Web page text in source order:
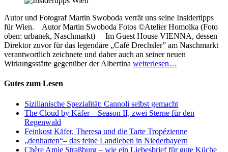
Autor und Fotograf Martin Swoboda verrät uns seine Insidertipps
für Wien. Autor Martin Swoboda Fotos ©Atelier Homolka (Foto
oben: urbanek, Naschmarkt) Im Guest House VIENNA, dessen
Direktor zuvor für das legendäre „Café Drechsler” am Naschmarkt
verantwortlich zeichnete und daher auch an seiner neuen
Wirkungsstätte gegenüber der Albertina weiterlesen…
Gutes zum Lesen
Sizilianische Spezialität: Cannoli selbst gemacht
The Cloud by Käfer – Season II, zwei Sterne für den
Regenwald
Feinkost Käfer, Theresa und die Tarte Tropézienne
„denharten“– das feine Landleben in Niederbayern
Chère Amie Straßburg – wie ein Liebesbrief für gute Küche